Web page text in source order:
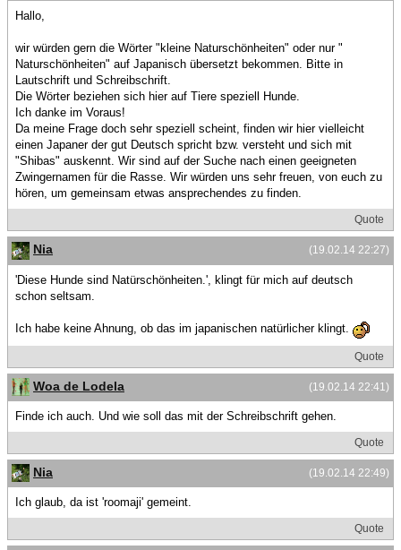
Hallo,
wir würden gern die Wörter "kleine Naturschönheiten" oder nur "
Naturschönheiten" auf Japanisch übersetzt bekommen. Bitte in
Lautschrift und Schreibschrift.
Die Wörter beziehen sich hier auf Tiere speziell Hunde.
Ich danke im Voraus!
Da meine Frage doch sehr speziell scheint, finden wir hier vielleicht
einen Japaner der gut Deutsch spricht bzw. versteht und sich mit
"Shibas" auskennt. Wir sind auf der Suche nach einen geeigneten
Zwingernamen für die Rasse. Wir würden uns sehr freuen, von euch zu
hören, um gemeinsam etwas ansprechendes zu finden.
Quote
(19.02.14 22:27)
Nia
'Diese Hunde sind Natürschönheiten.', klingt für mich auf deutsch
schon seltsam.
Ich habe keine Ahnung, ob das im japanischen natürlicher klingt.
Quote
(19.02.14 22:41)
Woa de Lodela
Finde ich auch. Und wie soll das mit der Schreibschrift gehen.
Quote
(19.02.14 22:49)
Nia
Ich glaub, da ist 'roomaji' gemeint.
Quote